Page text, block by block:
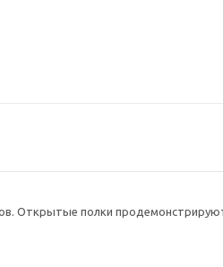
Открытые полки